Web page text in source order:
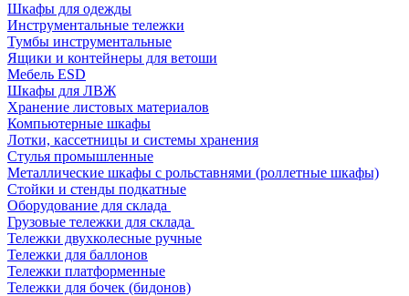
Шкафы для одежды
Инструментальные тележки
Тумбы инструментальные
Ящики и контейнеры для ветоши
Мебель ESD
Шкафы для ЛВЖ
Хранение листовых материалов
Компьютерные шкафы
Лотки, кассетницы и системы хранения
Стулья промышленные
Металлические шкафы с рольставнями (роллетные шкафы)
Стойки и стенды подкатные
Оборудование для склада
Грузовые тележки для склада
Тележки двухколесные ручные
Тележки для баллонов
Тележки платформенные
Тележки для бочек (бидонов)